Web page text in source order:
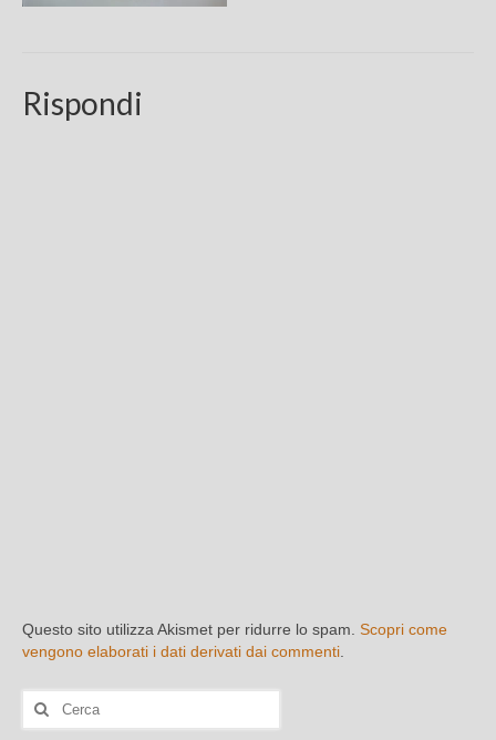
Rispondi
Questo sito utilizza Akismet per ridurre lo spam. Scopri come
vengono elaborati i dati derivati dai commenti
Cerca: